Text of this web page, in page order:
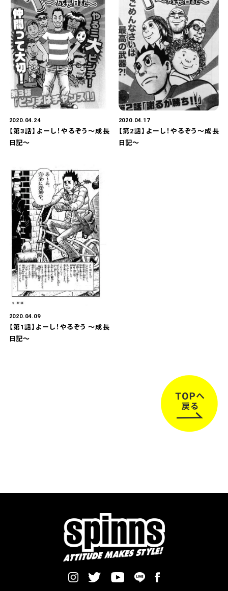
2020.04.24
【第3話】よーし！やるぞう～成長
日記～
2020.04.17
【第2話】よーし！やるぞう～成長
日記～
2020.04.09
【第1話】よーし！やるぞう 〜成長
日記〜